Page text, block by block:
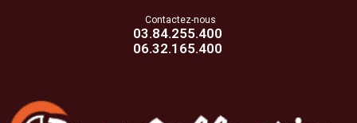
Contactez-nous
03.84.255.400
06.32.165.400